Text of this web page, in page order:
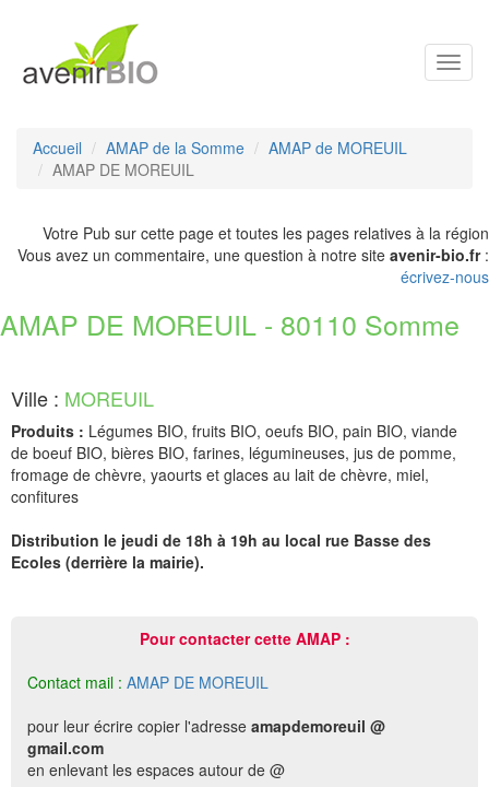
Accueil AMAP de la Somme
AMAP de MOREUIL
AMAP DE MOREUIL
Votre Pub sur cette page et toutes les pages relatives à la région
Vous avez un commentaire, une question à notre site avenir-bio.fr:
écrivez-nous
AMAP DE MOREUIL - 80110 Somme
Ville : MOREUIL
Produits : Légumes BIO, fruits BIO, oeufs BIO, pain BIO, viande
de boeuf BIO, bières BIO, farines, légumineuses, jus de pomme,
fromage de chèvre, yaourts et glaces au lait de chèvre, miel,
confitures
Distribution le jeudi de 18h à 19h au local rue Basse des
Ecoles (derrière la mairie).
Pour contacter cette AMAP :
Contact mail : AMAP DE MOREUIL
pour leur écrire copier l'adresse amapdemoreuil @
gmail.com
en enlevant les espaces autour de @